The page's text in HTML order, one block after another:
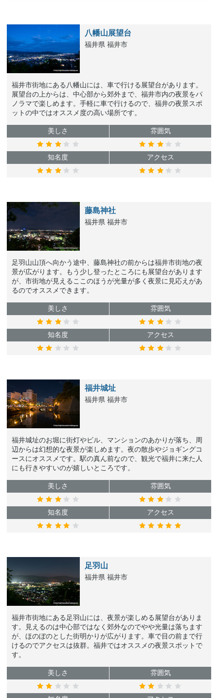
八幡山展望台
福井県 福井市
福井市街地にある八幡山には、車で行ける展望台があります。
展望台の上からは、中心部から郊外まで、福井市内の夜景をパ
ノラマで楽しめます。手軽に車で行けるので、福井の夜景スポ
ットの中ではオススメ度の高い場所です。
美しさ 雰囲気
知名度 アクセス
藤島神社
福井県 福井市
足羽山山頂へ向かう途中、藤島神社の前からは福井市街地の夜
景が広がります。もう少し登ったところにも展望台があります
が、市街地が見えるここのほうが光量が多く夜景に見応えがあ
るのでオススメできます。
美しさ 雰囲気
知名度 アクセス
福井城址
福井県 福井市
福井城址のお堀に街灯やビル、マンションのあかりが落ち、周
辺からは幻想的な夜景が楽しめます。夜の散歩やジョギングコ
ースにオススメです。駅の真ん前なので、観光で福井に来た人
にも行きやすいのが嬉しいところです。
美しさ 雰囲気
知名度 アクセス
足羽山
福井県 福井市
福井市街地にある足羽山には、夜景が楽しめる展望台がありま
す。見えるのは中心部ではなく郊外なのでやや光量は落ちます
が、ほのぼのとした街明かりが広がります。車で目の前まで行
けるのでアクセスは抜群。福井ではオススメの夜景スポットで
す。
美しさ 雰囲気